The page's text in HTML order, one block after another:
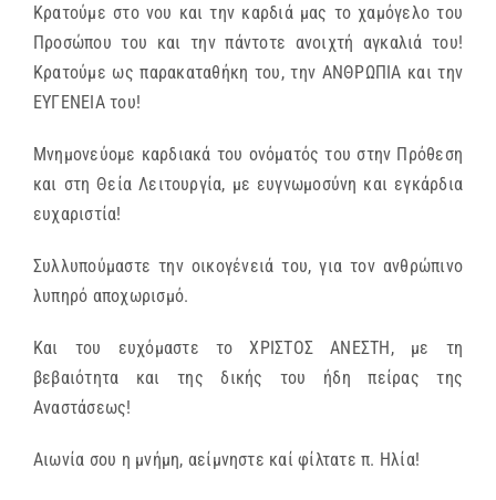
Κρατούμε στο νου και την καρδιά μας το χαμόγελο του
Προσώπου του και την πάντοτε ανοιχτή αγκαλιά του!
Κρατούμε ως παρακαταθήκη του, την ΑΝΘΡΩΠΙΑ και την
ΕΥΓΕΝΕΙΑ του!
Μνημονεύομε καρδιακά του ονόματός του στην Πρόθεση
και στη Θεία Λειτουργία, με ευγνωμοσύνη και εγκάρδια
ευχαριστία!
Συλλυπούμαστε την οικογένειά του, για τον ανθρώπινο
λυπηρό αποχωρισμό.
Και του ευχόμαστε το ΧΡΙΣΤΟΣ ΑΝΕΣΤΗ, με τη
βεβαιότητα και της δικής του ήδη πείρας της
Αναστάσεως!
Αιωνία σου η μνήμη, αείμνηστε καί φίλτατε π. Ηλία!